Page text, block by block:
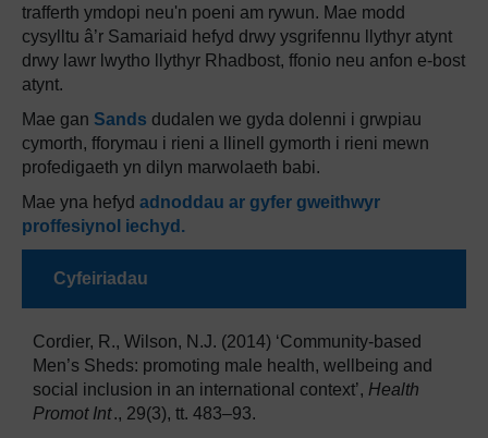
trafferth ymdopi neu'n poeni am rywun. Mae modd
cysylltu â’r Samariaid hefyd drwy ysgrifennu llythyr atynt
drwy lawr lwytho llythyr Rhadbost, ffonio neu anfon e-bost
atynt.
Mae gan Sands dudalen we gyda dolenni i grwpiau
cymorth, fforymau i rieni a llinell gymorth i rieni mewn
profedigaeth yn dilyn marwolaeth babi.
Mae yna hefyd adnoddau ar gyfer gweithwyr
proffesiynol iechyd.
Cyfeiriadau
Cordier, R., Wilson, N.J. (2014) ‘Community-based
Men’s Sheds: promoting male health, wellbeing and
social inclusion in an international context’, Health
Promot Int., 29(3), tt. 483–93.